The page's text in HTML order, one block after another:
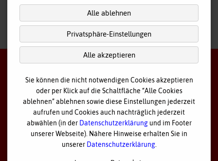
nach oben
2026 Bayerisches Rotes Kreuz - Kreisverband Ostallgäu
Datenschutz
Cookie Einstellungen
Alle ablehnen
Privatsphäre-Einstellungen
Alle akzeptieren
Sie können die nicht notwendigen Cookies akzeptieren
oder per Klick auf die Schaltfläche “Alle Cookies
ablehnen” ablehnen sowie diese Einstellungen jederzeit
aufrufen und Cookies auch nachträglich jederzeit
abwählen (in der Datenschutzerklärungund im Footer
unserer Webseite). Nähere Hinweise erhalten Sie in
unserer Datenschutzerklärung.